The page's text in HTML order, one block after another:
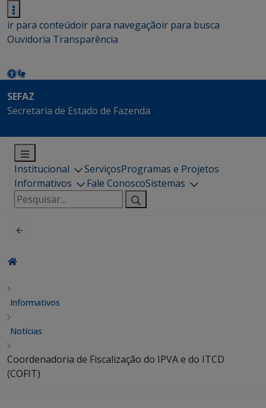
ir para conteúdoir para navegaçãoir para busca
Ouvidoria Transparência
SEFAZ
Secretaria de Estado de Fazenda
Institucional ServiçosProgramas e Projetos
Informativos
Fale ConoscoSistemas
Pesquisar
por:
Informativos
Notícias
Coordenadoria de Fiscalização do IPVA e do ITCD
(COFIT)